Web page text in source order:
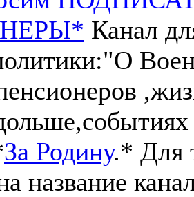
Канал
За Родину.* Для
название